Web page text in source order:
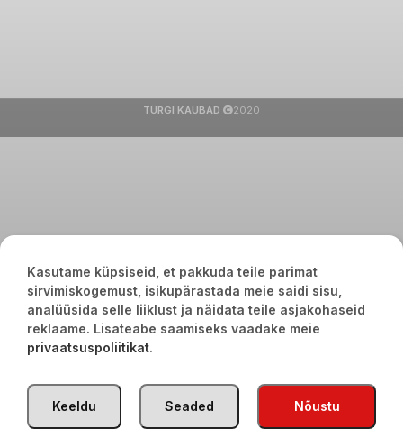
TÜRGI KAUBAD 2020
Kasutame küpsiseid, et pakkuda teile parimat
sirvimiskogemust, isikupärastada meie saidi sisu,
analüüsida selle liiklust ja näidata teile asjakohaseid
reklaame. Lisateabe saamiseks vaadake meie
privaatsuspoliitikat.
Nõustu
Seaded
Keeldu